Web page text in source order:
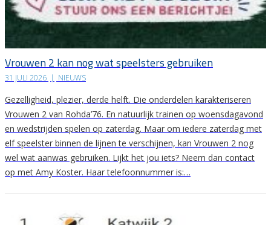
Vrouwen 2 kan nog wat speelsters gebruiken
31 JULI 2026 | NIEUWS
Gezelligheid, plezier, derde helft. Die onderdelen karakteriseren
Vrouwen 2 van Rohda’76. En natuurlijk trainen op woensdagavond
en wedstrijden spelen op zaterdag. Maar om iedere zaterdag met
elf speelster binnen de lijnen te verschijnen, kan Vrouwen 2 nog
wel wat aanwas gebruiken. Lijkt het jou iets? Neem dan contact
op met Amy Koster. Haar telefoonnummer is:…